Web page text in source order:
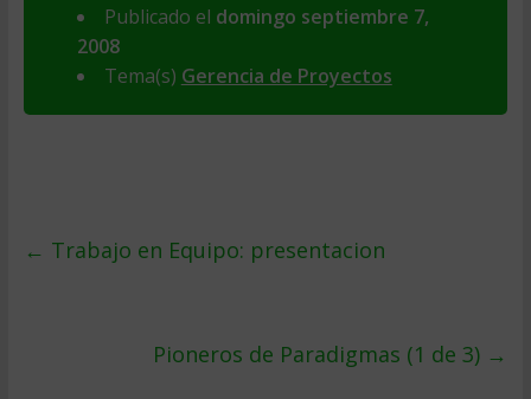
Publicado el domingo septiembre 7,
2008
Tema(s) Gerencia de Proyectos
← Trabajo en Equipo: presentacion
Pioneros de Paradigmas (1 de 3) →